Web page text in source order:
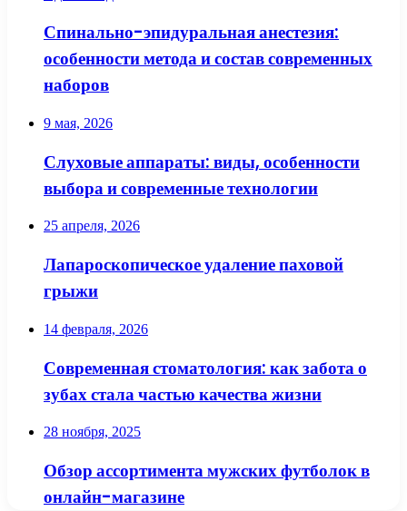
Спинально-эпидуральная анестезия:
особенности метода и состав современных
наборов
9 мая, 2026
Слуховые аппараты: виды, особенности
выбора и современные технологии
25 апреля, 2026
Лапароскопическое удаление паховой
грыжи
14 февраля, 2026
Современная стоматология: как забота о
зубах стала частью качества жизни
28 ноября, 2025
Обзор ассортимента мужских футболок в
онлайн-магазине